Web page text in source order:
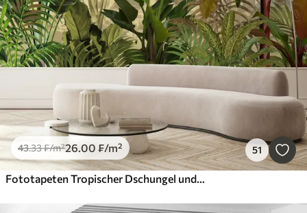
43.33₣/m²26.00 ₣/m² 51
Fototapeten Tropischer Dschungel und Blätter